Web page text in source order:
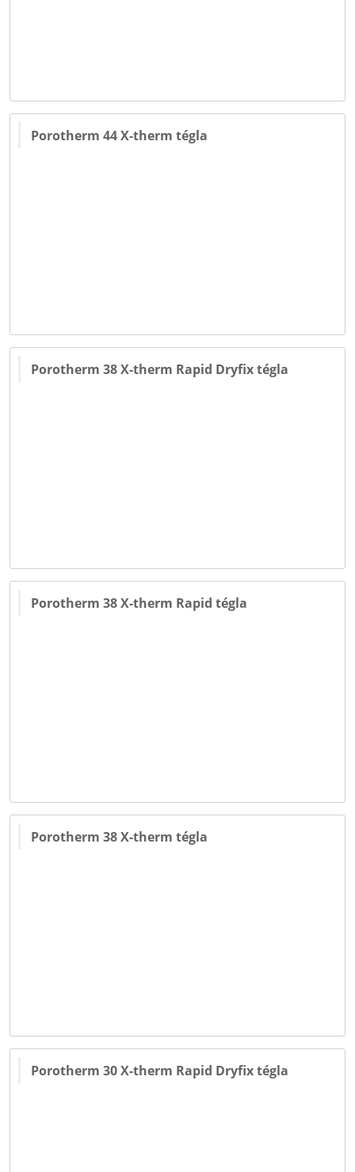
Porotherm 44 X-therm tégla
Porotherm 38 X-therm Rapid Dryfix tégla
Porotherm 38 X-therm Rapid tégla
Porotherm 38 X-therm tégla
Porotherm 30 X-therm Rapid Dryfix tégla